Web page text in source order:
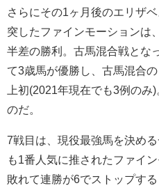
さらにその1ヶ月後のエリザ
突したファインモーションは
半差の勝利。古馬混合戦とな
て3歳馬が優勝し、古馬混合
上初(2021年現在でも3例の
のだ。
7戦目は、現役最強馬を決め
も1番人気に推されたファイ
敗れて連勝が6でストップす